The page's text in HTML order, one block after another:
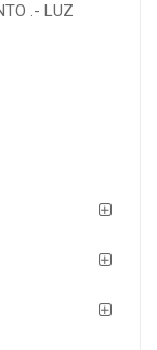
.- LUZ